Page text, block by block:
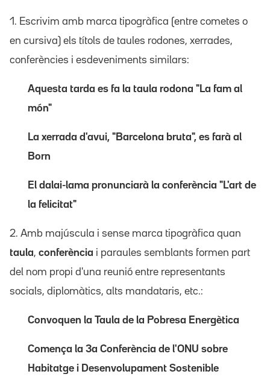
1. Escrivim amb marca tipogràfica (entre cometes o
en cursiva) els títols de taules rodones, xerrades,
conferències i esdeveniments similars:
Aquesta tarda es fa la taula rodona "La fam al
món"
La xerrada d'avui, "Barcelona bruta", es farà al
Born
El dalai-lama pronunciarà la conferència "L'art de
la felicitat"
2. Amb majúscula i sense marca tipogràfica quan
taula, conferència i paraules semblants formen part
del nom propi d'una reunió entre representants
socials, diplomàtics, alts mandataris, etc.:
Convoquen la Taula de la Pobresa Energètica
Comença la 3a Conferència de l'ONU sobre
Habitatge i Desenvolupament Sostenible